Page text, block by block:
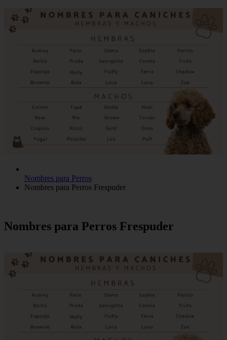
Nombres para Perros
Nombres para Perros Frespuder
Nombres para Perros Frespuder